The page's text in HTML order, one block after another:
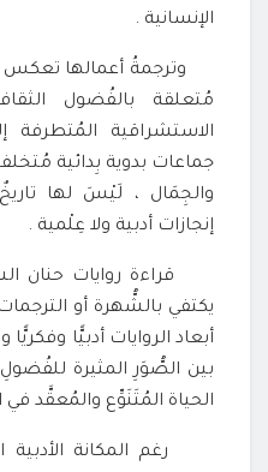
الإنسانية .
وترجمةُ أعمالها تعكس
مُتعلقة بالفُضول
الاستشراقية المُتطرفة
جماعات بدوية بِدائية
والجِمَال ، لَيْسَ لها
إنجازات أدبية ولا عِلْمية .
قراءة روايات حنان
يكتفي بالشُّهرة أو
أبعاد الروايات أدبيًّا
بين الصُّوَرِ المثيرة
الحياة المُتَنَوِّع والمُعقَّد في
رغم المكانة الأدبية